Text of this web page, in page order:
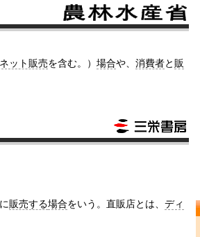
ット販売を含む。） 場合や、 消費者と販
販売する場合をいう。直販店とは、 ディ